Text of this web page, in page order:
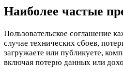
Наиболее частые
Пользовательское соглашение
случае технических сбоев,
загружаете или публикуете,
включая потерю данных или